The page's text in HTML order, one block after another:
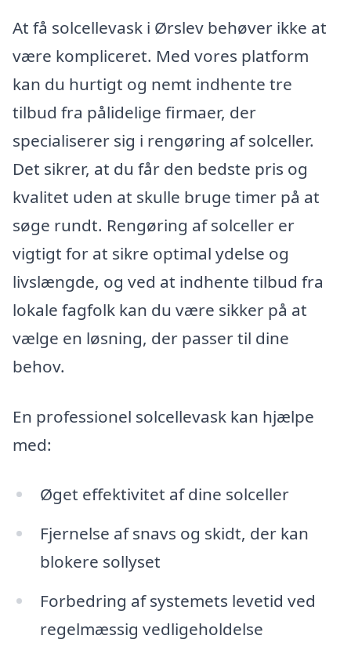
At få solcellevask i Ørslev behøver ikke at
være kompliceret. Med vores platform
kan du hurtigt og nemt indhente tre
tilbud fra pålidelige firmaer, der
specialiserer sig i rengøring af solceller.
Det sikrer, at du får den bedste pris og
kvalitet uden at skulle bruge timer på at
søge rundt. Rengøring af solceller er
vigtigt for at sikre optimal ydelse og
livslængde, og ved at indhente tilbud fra
lokale fagfolk kan du være sikker på at
vælge en løsning, der passer til dine
behov.
En professionel solcellevask kan hjælpe
med:
Øget effektivitet af dine solceller
Fjernelse af snavs og skidt, der kan
blokere sollyset
Forbedring af systemets levetid ved
regelmæssig vedligeholdelse